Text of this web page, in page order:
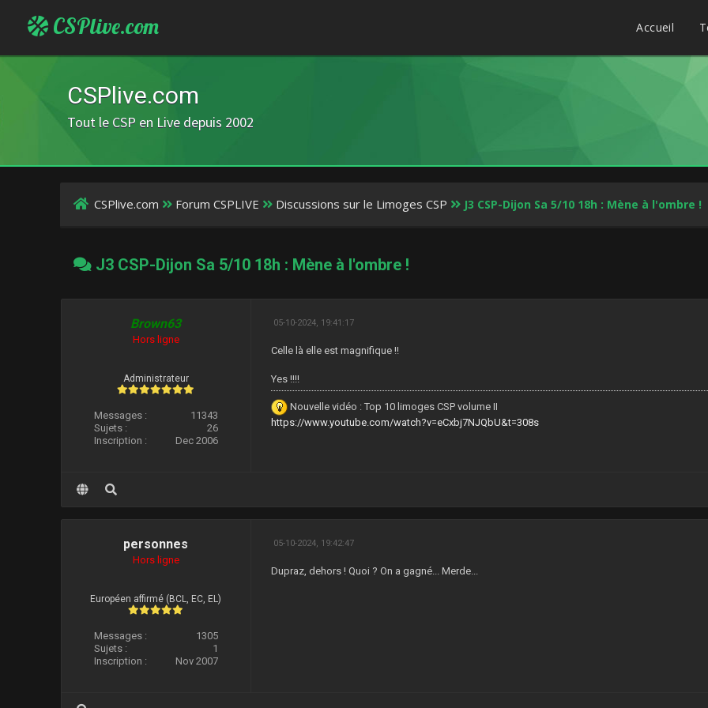
CSPlive.com Accueil
CSPlive.com
Tout le CSP en Live depuis 2002
CSPlive.com Forum CSPLIVE Discussions sur le Limoges CSP J3 CSP-Dijon Sa 5/10 18h : Mène à l'ombre !
J3 CSP-Dijon Sa 5/10 18h : Mène à l'ombre !
Brown63
Hors ligne
Administrateur
Messages :
11343
Sujets :
26
Inscription :
Dec 2006
05-10-2024, 19:41:17
Celle là elle est magnifique !!
Yes !!!!
Nouvelle vidéo : Top 10 limoges CSP volume II
https://www.youtube.com/watch?v=eCxbj7NJQbU&t=308s
personnes
Hors ligne
Européen affirmé (BCL, EC, EL)
Messages :
1305
Sujets :
1
Inscription :
Nov 2007
05-10-2024, 19:42:47
Dupraz, dehors ! Quoi ? On a gagné... Merde...